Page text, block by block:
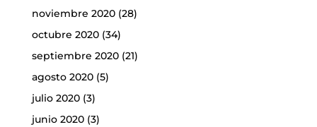
noviembre 2020(28)
octubre 2020(34)
septiembre 2020(21)
agosto 2020(5)
julio 2020(3)
junio 2020(3)